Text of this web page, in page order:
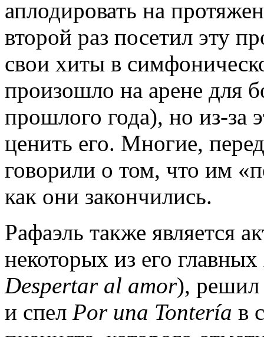
аплодировать на
второй раз посетил эту
свои хиты в
произошло на арене для
прошлого года), но из-за
ценить его. Многие,
говорили о том, что им
как они закончились.
Рафаэль также является
некоторых из его
Despertar al amor), решил
и спел Por una Tontería в